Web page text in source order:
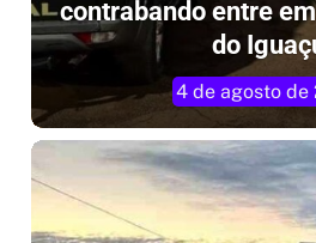
do
4 de agosto de